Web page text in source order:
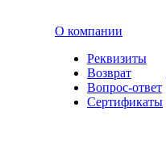
О компании
Реквизиты
Возврат
Вопрос-ответ
Сертификаты